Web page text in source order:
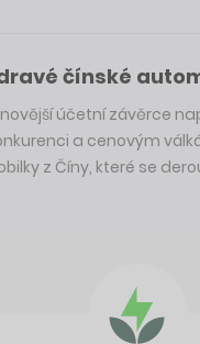
čínské
účetní závěrce
a cenovým
z Číny, které se